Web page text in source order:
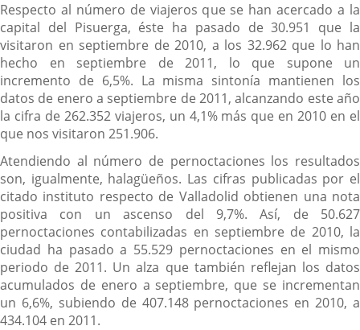
Respecto al número de viajeros que se han acercado a la
capital del Pisuerga, éste ha pasado de 30.951 que la
visitaron en septiembre de 2010, a los 32.962 que lo han
hecho en septiembre de 2011, lo que supone un
incremento de 6,5%. La misma sintonía mantienen los
datos de enero a septiembre de 2011, alcanzando este año
la cifra de 262.352 viajeros, un 4,1% más que en 2010 en el
que nos visitaron 251.906.
Atendiendo al número de pernoctaciones los resultados
son, igualmente, halagüeños. Las cifras publicadas por el
citado instituto respecto de Valladolid obtienen una nota
positiva con un ascenso del 9,7%. Así, de 50.627
pernoctaciones contabilizadas en septiembre de 2010, la
ciudad ha pasado a 55.529 pernoctaciones en el mismo
periodo de 2011. Un alza que también reflejan los datos
acumulados de enero a septiembre, que se incrementan
un 6,6%, subiendo de 407.148 pernoctaciones en 2010, a
434.104 en 2011.